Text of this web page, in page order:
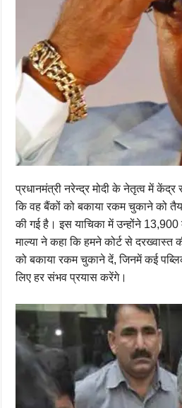
प्रधानमंत्री नरेन्द्र मोदी के नेतृत्व में
कि वह बैंकों को बकाया रकम चुकाने को
की गई है। इस याचिका में उन्होंने 13,900
माल्या ने कहा कि हमने कोर्ट से दरख्वास्त
को बकाया रकम चुकाने दें, जिनमें कई
लिए हर संभव प्रयास करेंगे।